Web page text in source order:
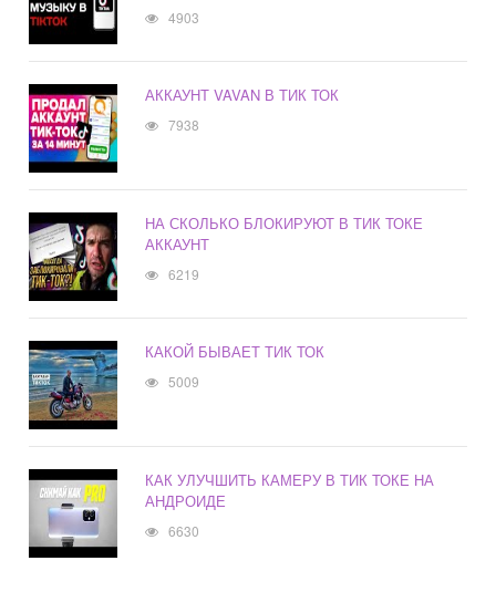
4903
АККАУНТ VAVAN В ТИК ТОК
7938
НА СКОЛЬКО БЛОКИРУЮТ В ТИК ТОКЕ
АККАУНТ
6219
КАКОЙ БЫВАЕТ ТИК ТОК
5009
КАК УЛУЧШИТЬ КАМЕРУ В ТИК ТОКЕ НА
АНДРОИДЕ
6630